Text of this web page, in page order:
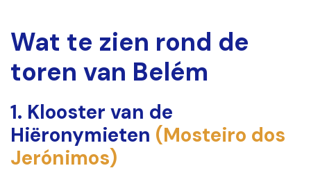
Wat te zien rond de
toren van Belém
1. Klooster van de
Hiëronymieten (Mosteiro dos
Jerónimos)